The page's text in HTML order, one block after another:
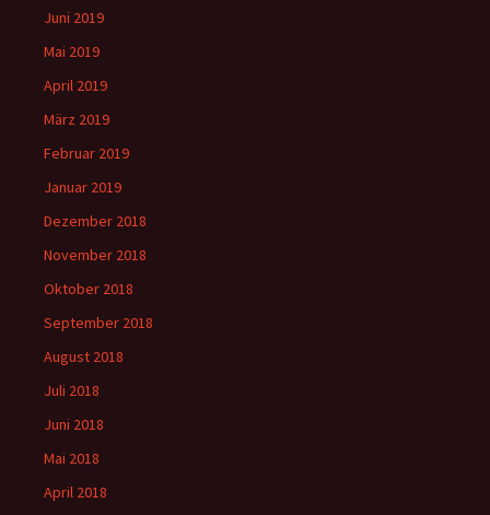
Juni 2019
Mai 2019
April 2019
März 2019
Februar 2019
Januar 2019
Dezember 2018
November 2018
Oktober 2018
September 2018
August 2018
Juli 2018
Juni 2018
Mai 2018
April 2018